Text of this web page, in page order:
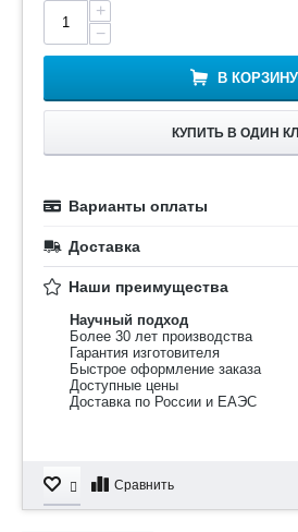
+
−
В КОРЗИНУ
КУПИТЬ В ОДИН
Варианты оплаты
Доставка
Наши преимущества
Научный подход
Более 30 лет производства
Гарантия изготовителя
Быстрое оформление заказа
Доступные цены
Доставка по России и ЕАЭС
Сравнить